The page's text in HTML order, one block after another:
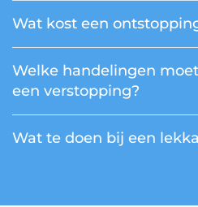
Wat kost een
Welke handelingen
een verstopping?
Wat te doen bij een